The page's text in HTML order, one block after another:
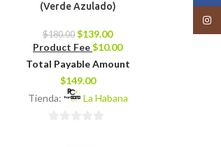
(Verde Azulado)
$180.00 $139.00
Product Fee$10.00
Total Payable Amount
$149.00
Tienda:
La Habana